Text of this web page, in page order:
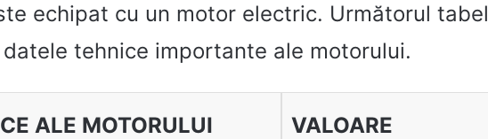
echipat cu un motor electric. Următorul tabel
tehnice importante ale motorului.
ALE MOTORULUI VALOARE